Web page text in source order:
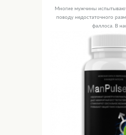
Многие мужчины
поводу недостаточного
фаллоса. В